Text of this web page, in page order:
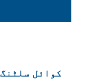
کوائل